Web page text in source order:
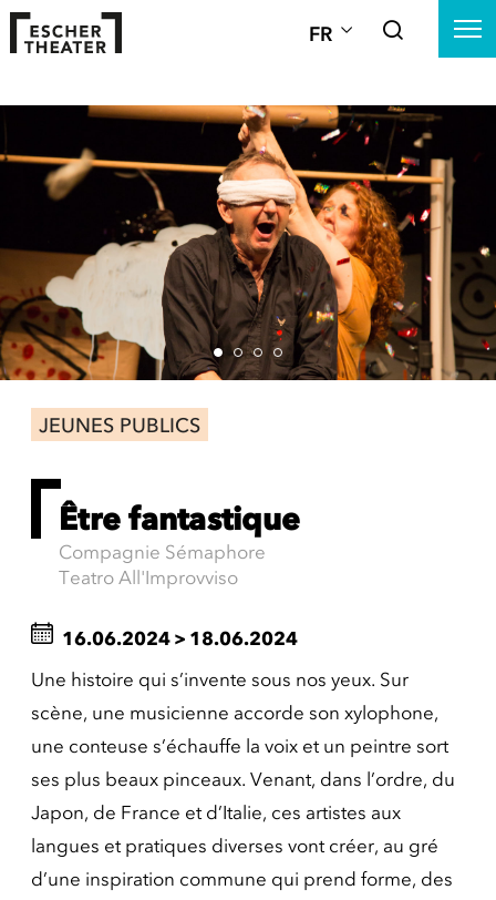
FR
JEUNES PUBLICS
Être fantastique
Compagnie Sémaphore
Teatro All'Improvviso
16.06.2024 > 18.06.2024
Une histoire qui s’invente sous nos yeux. Sur
scène, une musicienne accorde son xylophone,
une conteuse s’échauffe la voix et un peintre sort
ses plus beaux pinceaux. Venant, dans l’ordre, du
Japon, de France et d’Italie, ces artistes aux
langues et pratiques diverses vont créer, au gré
d’une inspiration commune qui prend forme, des